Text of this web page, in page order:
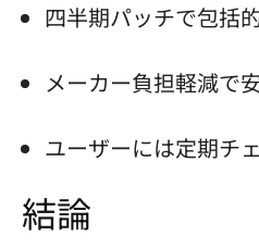
四半期パッチで包括
メーカー負担軽減で
ユーザーには定期チ
結論